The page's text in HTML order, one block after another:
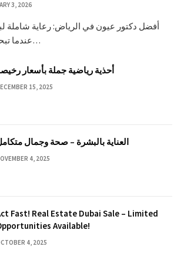
3, 2026
أفضل دكتور عيون في الرياض: رعاية
عندما تبحث عن أفضل دكتور…
أحذية رياضية جملة بأسعار
15, 2025
العناية بالبشرة – صحة وجمال
4, 2025
Fast! Real Estate Dubai Sale – Limited
Available!
4, 2025